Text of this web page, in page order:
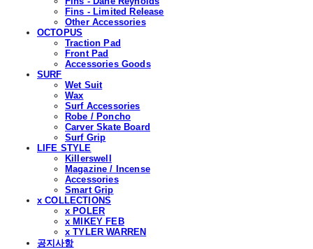
Fins - Limited Release
Other Accessories
OCTOPUS
Traction Pad
Front Pad
Accessories Goods
SURF
Wet Suit
Wax
Surf Accessories
Robe / Poncho
Carver Skate Board
Surf Grip
LIFE STYLE
Killerswell
Magazine / Incense
Accessories
Smart Grip
x COLLECTIONS
x POLER
x MIKEY FEB
x TYLER WARREN
공지사항